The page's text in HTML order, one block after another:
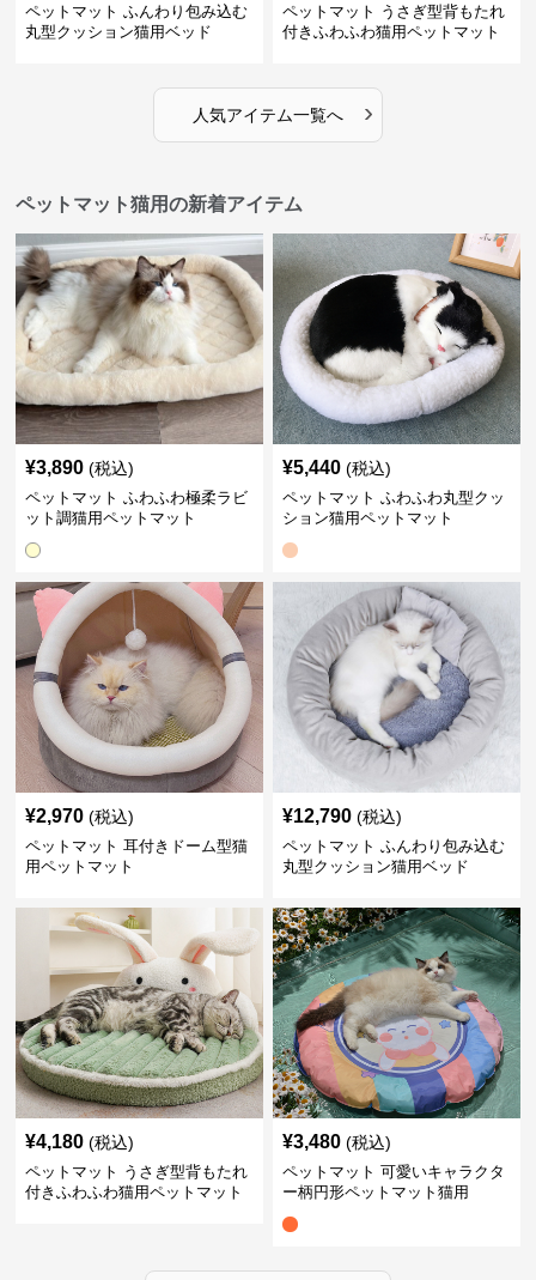
ペットマット ふんわり包み込む
丸型クッション猫用ベッド
ペットマット うさぎ型背もたれ
付きふわふわ猫用ペットマット
人気アイテム一覧へ ›
ペットマット猫用の新着アイテム
¥3,890 (税込)
ペットマット ふわふわ極柔ラビ
ット調猫用ペットマット
¥5,440 (税込)
ペットマット ふわふわ丸型クッ
ション猫用ペットマット
¥2,970 (税込)
ペットマット 耳付きドーム型猫
用ペットマット
¥12,790 (税込)
ペットマット ふんわり包み込む
丸型クッション猫用ベッド
¥4,180 (税込)
ペットマット うさぎ型背もたれ
付きふわふわ猫用ペットマット
¥3,480 (税込)
ペットマット 可愛いキャラクタ
ー柄円形ペットマット猫用